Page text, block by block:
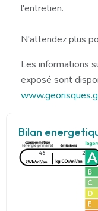
l'entretien.
N'attendez plus
Les informations
exposé sont
Bilan
46 2